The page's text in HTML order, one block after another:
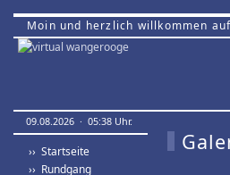
Moin und herzlich willkommen
09.08.2026 · 05:38 Uhr.
›› Startseite
›› Rundgang